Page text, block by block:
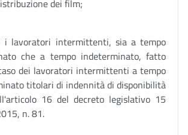
dei film;
lavoratori intermittenti, sia a tempo
che a tempo indeterminato, fatto
dei lavoratori intermittenti a tempo
titolari di indennità di disponibilità
16 del decreto legislativo 15
n. 81.